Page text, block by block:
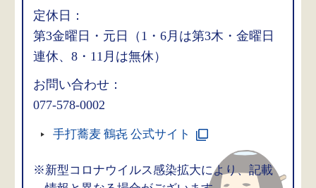
定休日：
第3金曜日・元日（1・6月は第3木・金曜日
連休、8・11月は無休）
お問い合わせ：
077-578-0002
手打蕎麦 鶴㐂 公式サイト
※新型コロナウイルス感染拡大により、記載